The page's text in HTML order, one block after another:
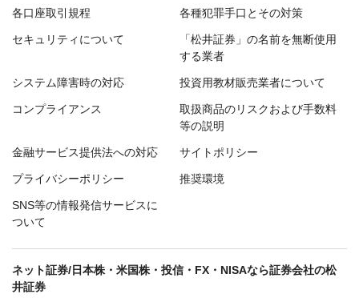
各口座取引規程 各種犯罪手口とその対策
セキュリティについて
「松井証券」の名前を無断使用
する業者
システム障害時の対応 投資用教材販売業者について
コンプライアンス
取扱商品のリスクおよび手数料
等の説明
金融サービス提供法への対応 サイトポリシー
プライバシーポリシー 推奨環境
SNS等の情報発信サービスに
ついて
ネット証券/日本株・米国株・投信・FX・NISAなら証券会社の松
井証券